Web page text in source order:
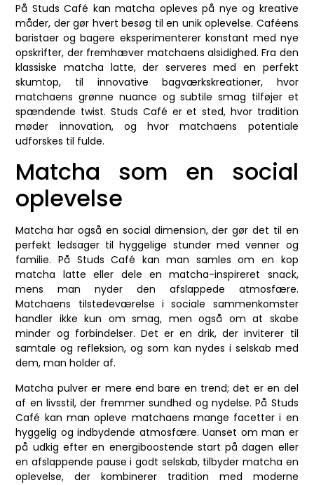
På Studs Café kan matcha opleves på nye og kreative
måder, der gør hvert besøg til en unik oplevelse. Caféens
baristaer og bagere eksperimenterer konstant med nye
opskrifter, der fremhæver matchaens alsidighed. Fra den
klassiske matcha latte, der serveres med en perfekt
skumtop, til innovative bagværkskreationer, hvor
matchaens grønne nuance og subtile smag tilføjer et
spændende twist. Studs Café er et sted, hvor tradition
møder innovation, og hvor matchaens potentiale
udforskes til fulde.
Matcha som en social
oplevelse
Matcha har også en social dimension, der gør det til en
perfekt ledsager til hyggelige stunder med venner og
familie. På Studs Café kan man samles om en kop
matcha latte eller dele en matcha-inspireret snack,
mens man nyder den afslappede atmosfære.
Matchaens tilstedeværelse i sociale sammenkomster
handler ikke kun om smag, men også om at skabe
minder og forbindelser. Det er en drik, der inviterer til
samtale og refleksion, og som kan nydes i selskab med
dem, man holder af.
Matcha pulver er mere end bare en trend; det er en del
af en livsstil, der fremmer sundhed og nydelse. På Studs
Café kan man opleve matchaens mange facetter i en
hyggelig og indbydende atmosfære. Uanset om man er
på udkig efter en energiboostende start på dagen eller
en afslappende pause i godt selskab, tilbyder matcha en
oplevelse, der kombinerer tradition med moderne